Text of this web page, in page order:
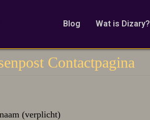
Blog Wat is Dizary?
Contactpagina
(verplicht)